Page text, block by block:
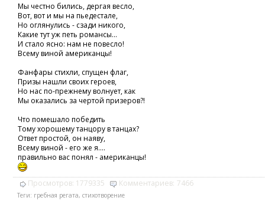
Мы честно бились, дергая весло,
Вот, вот и мы на пьедестале,
Но оглянулись - сзади никого,
Какие тут уж петь романсы...
И стало ясно: нам не повесло!
Всему виной американцы!
Фанфары стихли, спущен флаг,
Призы нашли своих героев,
Но нас по-прежнему волнует, как
Мы оказались за чертой призеров?!
Что помешало победить
Тому хорошему танцору в танцах?
Ответ простой, он наяву,
Всему виной - его же я....
правильно вас понял - американцы!
Просмотров: 1779335 Комментариев: 7466
Теги: гребная регата, стихотворение